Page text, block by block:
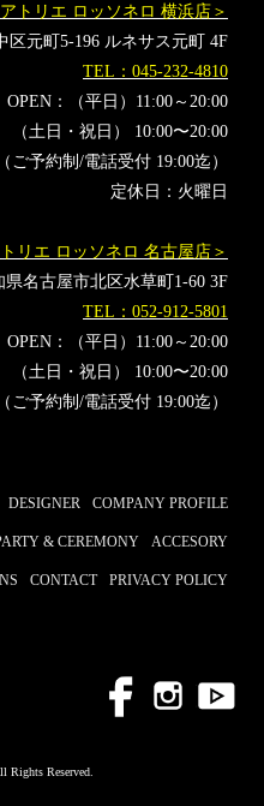
トリエ ロッソネロ 横浜店＞
区元町5-196 ルネサス元町 4F
TEL：045-232-4810
OPEN：（平日）11:00～20:00
（土日・祝日） 10:00〜20:00
（ご予約制/電話受付 19:00迄）
定休日：火曜日
リエ ロッソネロ 名古屋店＞
県名古屋市北区水草町1-60 3F
TEL：052-912-5801
OPEN：（平日）11:00～20:00
（土日・祝日） 10:00〜20:00
（ご予約制/電話受付 19:00迄）
DESIGNER COMPANY PROFILE
& CEREMONY ACCESORY
CONTACT PRIVACY POLICY
Rights Reserved.